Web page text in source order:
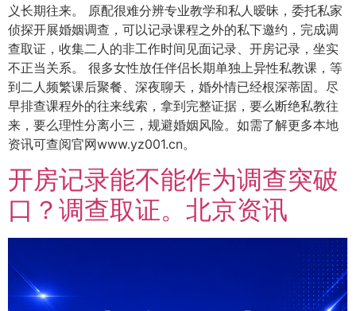
义长期往来。 原配很难分辨专业教学和私人暧昧，委托私家
侦探开展婚姻调查，可以记录课程之外的私下邀约，完成调
查取证，收集二人的非工作时间见面记录、开房记录，坐实
不正当关系。 很多女性放任伴侣长期单独上异性私教课，等
到二人频繁课后聚餐、深夜聊天，婚外情已经根深蒂固。尽
早排查课程外的往来线索，拿到完整证据，要么断绝私教往
来，要么理性分离小三，规避婚姻风险。如需了解更多本地
资讯可查阅官网www.yz001.cn。
开房记录能不能作为调查突破
口？调查取证。北京资讯